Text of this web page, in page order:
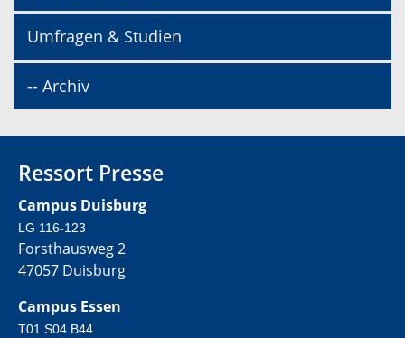
Umfragen & Studien
-- Archiv
Ressort Presse
Campus Duisburg
LG 116-123
Forsthausweg 2
47057 Duisburg
Campus Essen
T01 S04 B44